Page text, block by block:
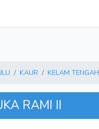
KAUR KELAM TENGAH
RAMI II